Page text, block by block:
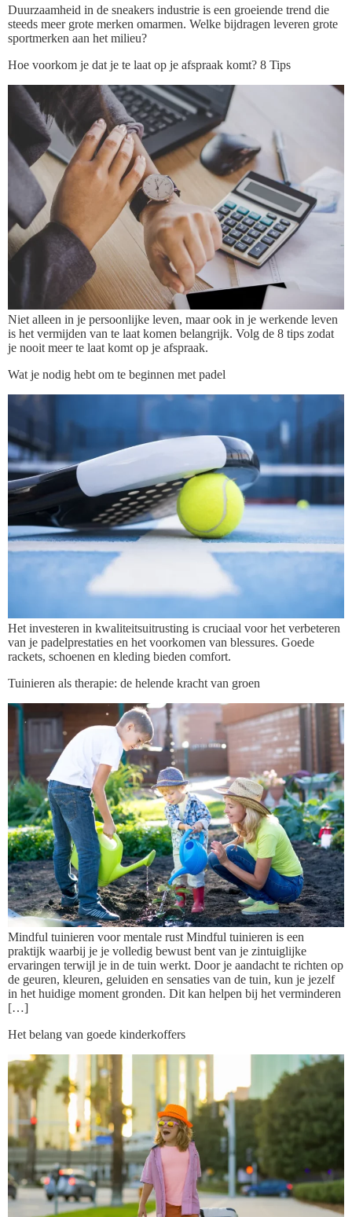
Duurzaamheid in de sneakers industrie is een groeiende trend die
steeds meer grote merken omarmen. Welke bijdragen leveren grote
sportmerken aan het milieu?
Hoe voorkom je dat je te laat op je afspraak komt? 8 Tips
Niet alleen in je persoonlijke leven, maar ook in je werkende leven
is het vermijden van te laat komen belangrijk. Volg de 8 tips zodat
je nooit meer te laat komt op je afspraak.
Wat je nodig hebt om te beginnen met padel
Het investeren in kwaliteitsuitrusting is cruciaal voor het verbeteren
van je padelprestaties en het voorkomen van blessures. Goede
rackets, schoenen en kleding bieden comfort.
Tuinieren als therapie: de helende kracht van groen
Mindful tuinieren voor mentale rust Mindful tuinieren is een
praktijk waarbij je je volledig bewust bent van je zintuiglijke
ervaringen terwijl je in de tuin werkt. Door je aandacht te richten op
de geuren, kleuren, geluiden en sensaties van de tuin, kun je jezelf
in het huidige moment gronden. Dit kan helpen bij het verminderen
[…]
Het belang van goede kinderkoffers